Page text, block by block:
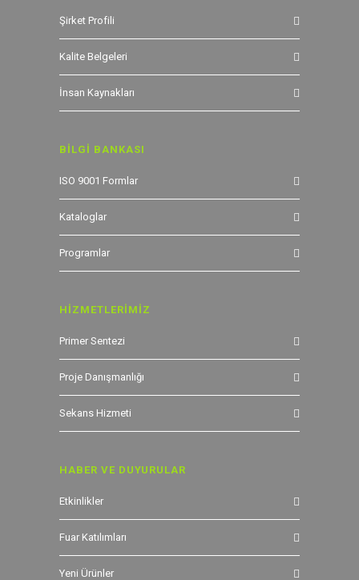
Şirket Profili
Kalite Belgeleri
İnsan Kaynakları
BİLGİ BANKASI
ISO 9001 Formlar
Kataloglar
Programlar
HİZMETLERİMİZ
Primer Sentezi
Proje Danışmanlığı
Sekans Hizmeti
HABER VE DUYURULAR
Etkinlikler
Fuar Katılımları
Yeni Ürünler